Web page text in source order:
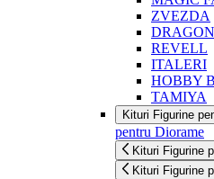
ZVEZDA
DRAGON
REVELL
ITALERI
HOBBY
TAMIYA
Kituri Figurine
pentru Diorame
Kituri Figurine
Kituri Figurine